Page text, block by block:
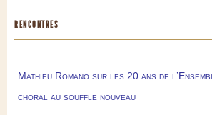
RENCONTRES
Mathieu Romano sur les 20 ans de
choral au souffle nouveau